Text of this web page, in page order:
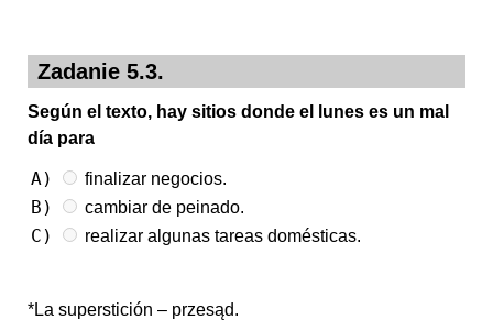
Zadanie 5.3.
Según el texto, hay sitios donde el lunes es un mal
día para
A) finalizar negocios.
B) cambiar de peinado.
C) realizar algunas tareas domésticas.
*La superstición – przesąd.